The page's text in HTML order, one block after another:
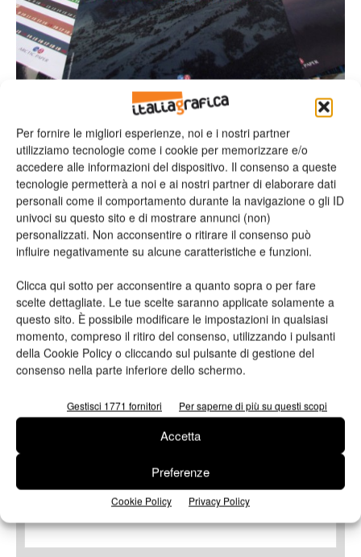
Per fornire le migliori esperienze, noi e i nostri partner
utilizziamo tecnologie come i cookie per memorizzare e/o
accedere alle informazioni del dispositivo. Il consenso a queste
tecnologie permetterà a noi e ai nostri partner di elaborare dati
personali come il comportamento durante la navigazione o gli ID
univoci su questo sito e di mostrare annunci (non)
personalizzati. Non acconsentire o ritirare il consenso può
influire negativamente su alcune caratteristiche e funzioni.
Clicca qui sotto per acconsentire a quanto sopra o per fare
scelte dettagliate. Le tue scelte saranno applicate solamente a
questo sito. È possibile modificare le impostazioni in qualsiasi
momento, compreso il ritiro del consenso, utilizzando i pulsanti
della Cookie Policy o cliccando sul pulsante di gestione del
consenso nella parte inferiore dello schermo.
Gestisci 1771 fornitori Per saperne di più su questi scopi
Accetta
Preferenze
Cookie Policy Privacy Policy
Il calendario 2015 di Arctic Paper Italia si ispira al piacere di vivere la natura, di
esplorarne e scoprirne i misteri e i capolavori.
Vai al sito
Richiedi maggiori
informazioni
Nome*
Cognome*
Azienda